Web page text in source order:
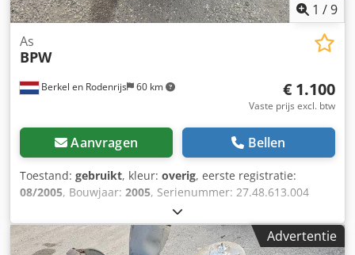
1 /9
Berkel en Rodenrijs 60 km
As
BPW
€ 1.100
Vaste prijs excl. btw
Aanvragen Bellen
Toestand: gebruikt, kleur: overig, eerste registratie:
08/2005, Bouwjaar: 2005, Serienummer: 27.48.613.004
Chedszrtfuopfx Ak Uoa Wij hebben meer dan 100 assen op
voorraad. Neem contact met ons op als u niet kunt vinden
wat u zoekt.
Advertentie